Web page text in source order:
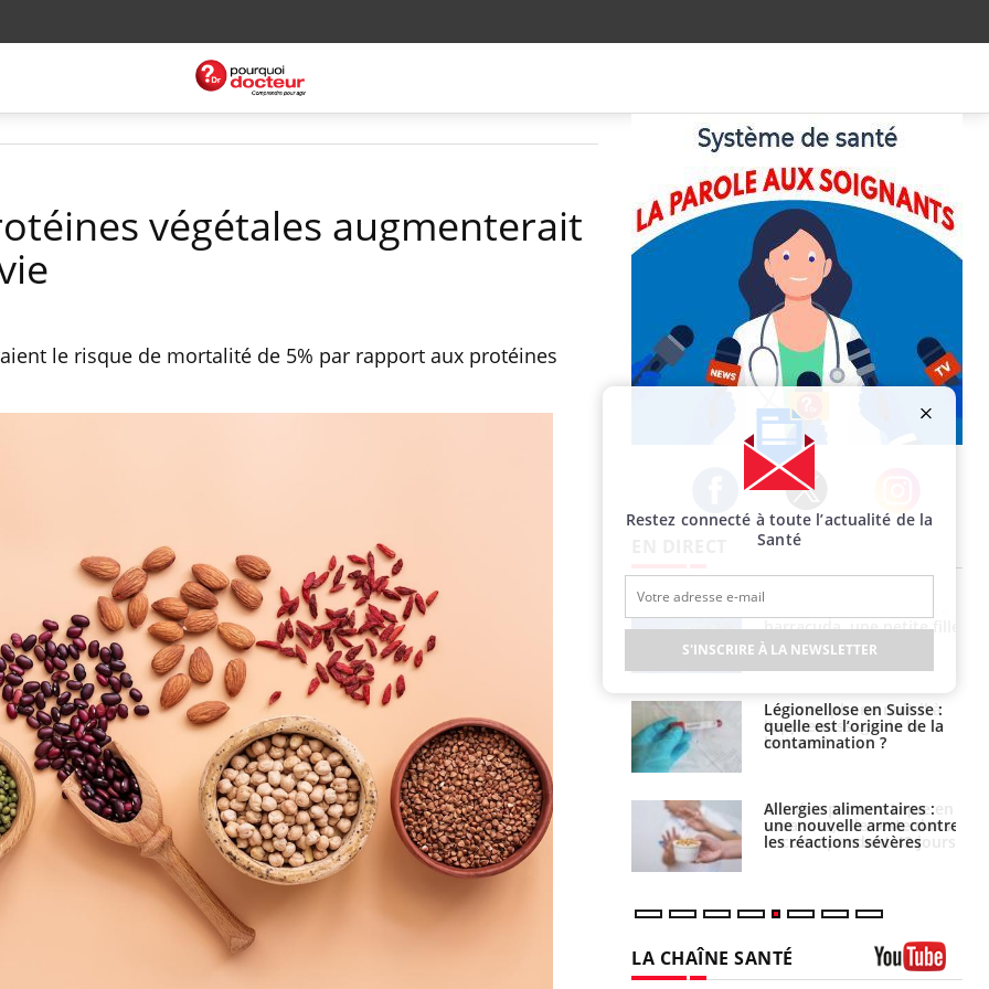
végétales augmenterait
le risque de mortalité de 5% par rapport aux protéines
Facebook Twitter Instagram
Fortes chaleurs :
pourquoi le risque de
noyade grimpe-t-il ?
Le Viagra pourrait-il
freiner la propagation du
cancer ?
Pourquoi manger moins
de protéines pourrait
finalement être bénéfique
Grossesse et chaleur : ce
l'apprentissage de la
lecture ?
Mordue par une tique en
vacances, elle reste dans
le coma pendant 42 jours
barracuda, une petite fille
secourue grâce à un
réflexe essentiel
Légionellose en Suisse :
quelle est l’origine de la
contamination ?
Allergies alimentaires :
une nouvelle arme contre
les réactions sévères
LA CHAÎNE SANTÉ
Restez connecté à toute l’actualité de la
Santé
S'INSCRIRE À LA NEWSLETTER